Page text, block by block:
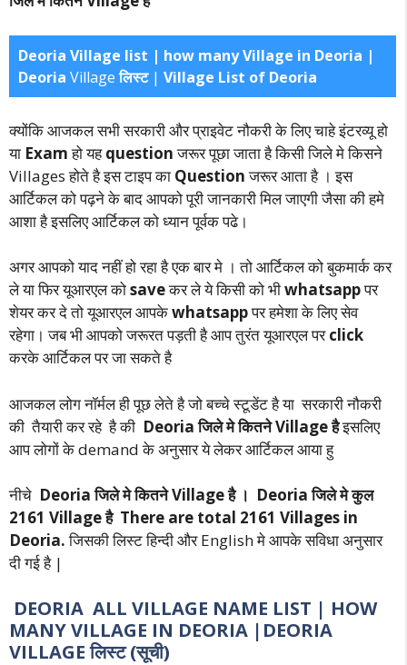
Deoria Village list | how many Village in Deoria |
Deoria Villageलिस्ट | Village List of Deoria
क्योंकि आजकल सभी सरकारी और प्राइवेट नौकरी के लिए चाहे इंटरव्यू हो
या Examहो यहquestionजरूर पूछा जाता है किसी जिले मे किसने
Villages होते है इस टाइप का Questionजरूर आता है । इस
आर्टिकल को पढ़ने के बाद आपको पूरी जानकारी मिल जाएगी जैसा की हमे
आशा है इसलिए आर्टिकल को ध्यान पूर्वक पढे।
अगर आपको याद नहीं हो रहा है एक बार मे । तो आर्टिकल को बुकमार्क कर
ले या फिर यूआरएल कोsaveकर ले ये किसी को भीwhatsappपर
शेयर कर दे तो यूआरएल आपकेwhatsappपर हमेशा के लिए सेव
रहेगा। जब भी आपको जरूरत पड़ती है आप तुरंत यूआरएल परclick
करके आर्टिकल पर जा सकते है
आजकल लोग नॉर्मल ही पूछ लेते है जो बच्चे स्टूडेंट है या सरकारी नौकरी
की तैयारी कर रहे है की Deoria जिले मे कितने Village हैइसलिए
आप लोगों के demand के अनुसार ये लेकर आर्टिकल आया हु
नीचे Deoria जिले मे कितने Village है । Deoria जिले मे कुल
2161 Village है There are total 2161 Villages in
Deoria.जिसकी लिस्ट हिन्दी और English मे आपके सविधा अनुसार
दी गई है |
DEORIA ALL VILLAGE NAME LIST | HOW
MANY VILLAGE IN DEORIA |DEORIA
VILLAGE लिस्ट (सूची)